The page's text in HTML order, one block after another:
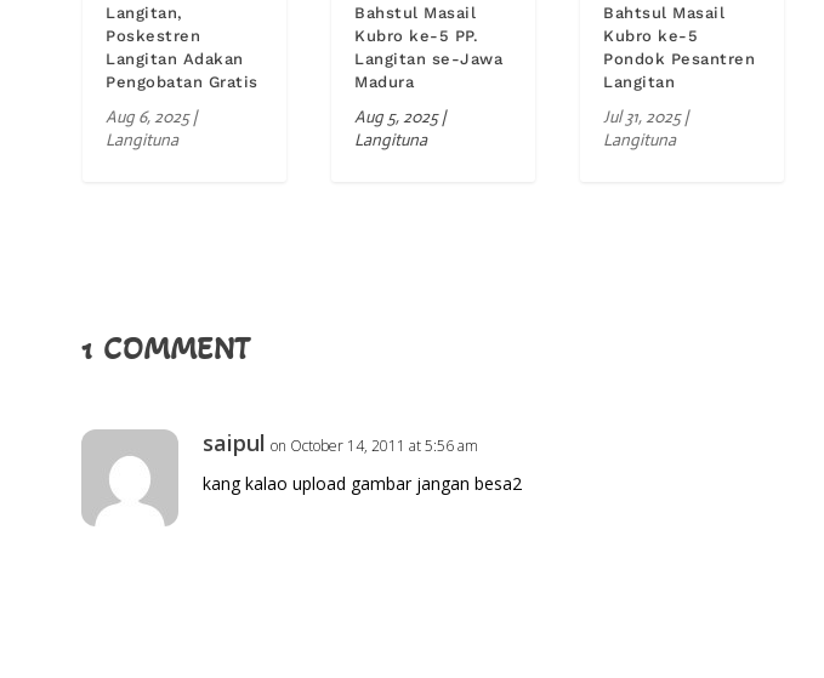
Langitan,
Poskestren
Langitan Adakan
Pengobatan Gratis
Aug 6, 2025|
Langituna
Bahstul Masail
Kubro ke-5 PP.
Langitan se-Jawa
Madura
Aug 5, 2025|
Langituna
Bahtsul Masail
Kubro ke-5
Pondok Pesantren
Langitan
Jul 31, 2025|
Langituna
1 COMMENT
saipul on October 14, 2011 at 5:56 am
kang kalao upload gambar jangan besa2